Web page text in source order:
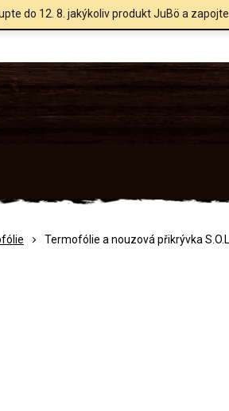
do 12. 8. jakýkoliv produkt JuBö a
Termofólie a nouzová přikrývka